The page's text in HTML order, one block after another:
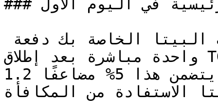
### فتح قفل الشبكة الرئيسية في اليوم الأول
واحدة مباشرة بعد إطلاق TGE وهي قابلة للمطالبة إلى
محفظتك. كما يتضمن هذا 5% مضاعفًا 1.2x بحيث يمكن
الاستفادة من المكافأة.